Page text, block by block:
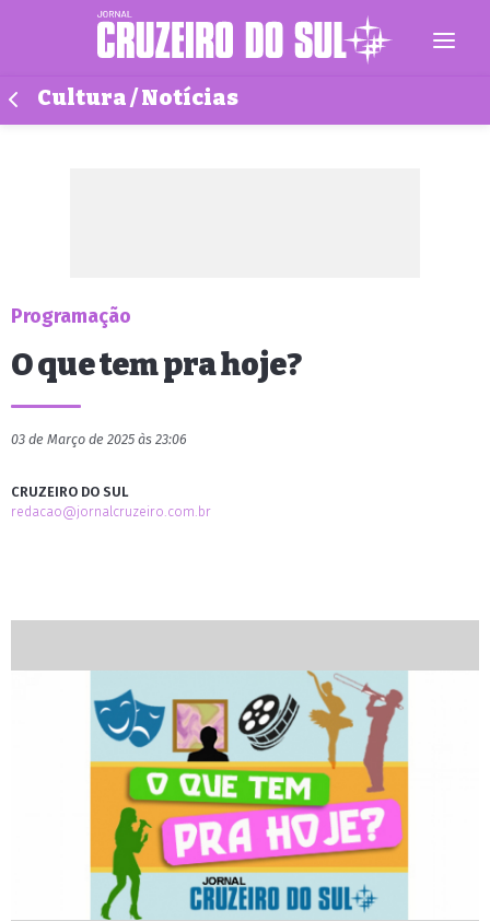
Cultura / Notícias
Programação
O que tem pra hoje?
03 de Março de 2025 às 23:06
CRUZEIRO DO SUL
redacao@jornalcruzeiro.com.br